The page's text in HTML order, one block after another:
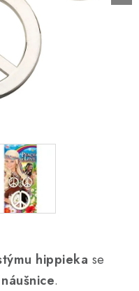
osobních údajů
hippieka se
.